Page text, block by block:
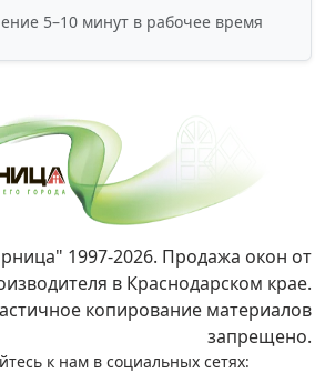
5–10 минут в рабочее время
1997-2026. Продажа окон от
в Краснодарском крае.
копирование материалов
запрещено.
к нам в социальных сетях: